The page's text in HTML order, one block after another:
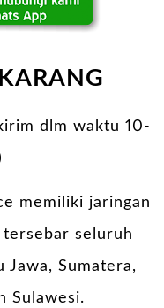
dlm waktu 10-
memiliki jaringan
seluruh
Jawa, Sumatera,
Sulawesi.